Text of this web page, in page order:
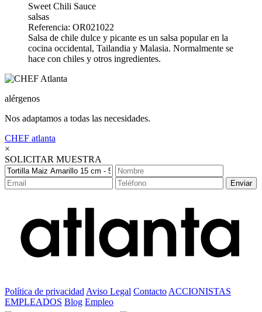
Sweet Chili Sauce
salsas
Referencia: OR021022
Salsa de chile dulce y picante es un salsa popular en la
cocina occidental, Tailandia y Malasia. Normalmente se
hace con chiles y otros ingredientes.
alérgenos
Nos adaptamos a todas las necesidades.
CHEF atlanta
×
SOLICITAR MUESTRA
Enviar
Política de privacidad Aviso Legal Contacto ACCIONISTAS
EMPLEADOS Blog Empleo